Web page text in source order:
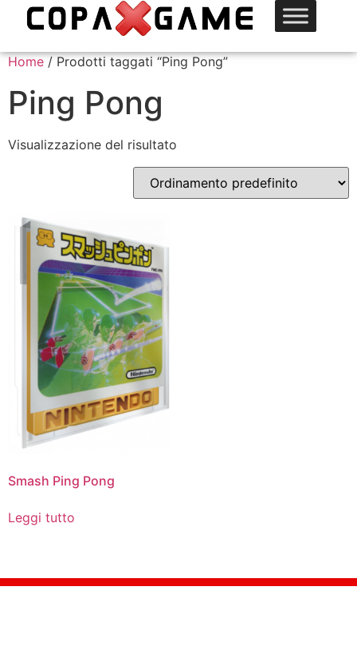
Home / Prodotti taggati “Ping Pong”
Ping Pong
Visualizzazione del risultato
Smash Ping Pong
Leggi tutto